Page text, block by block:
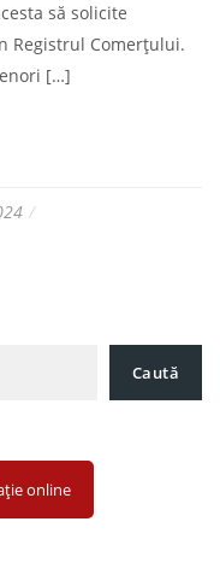
să solicite
Registrul Comerțului.
[…]
Caută
online